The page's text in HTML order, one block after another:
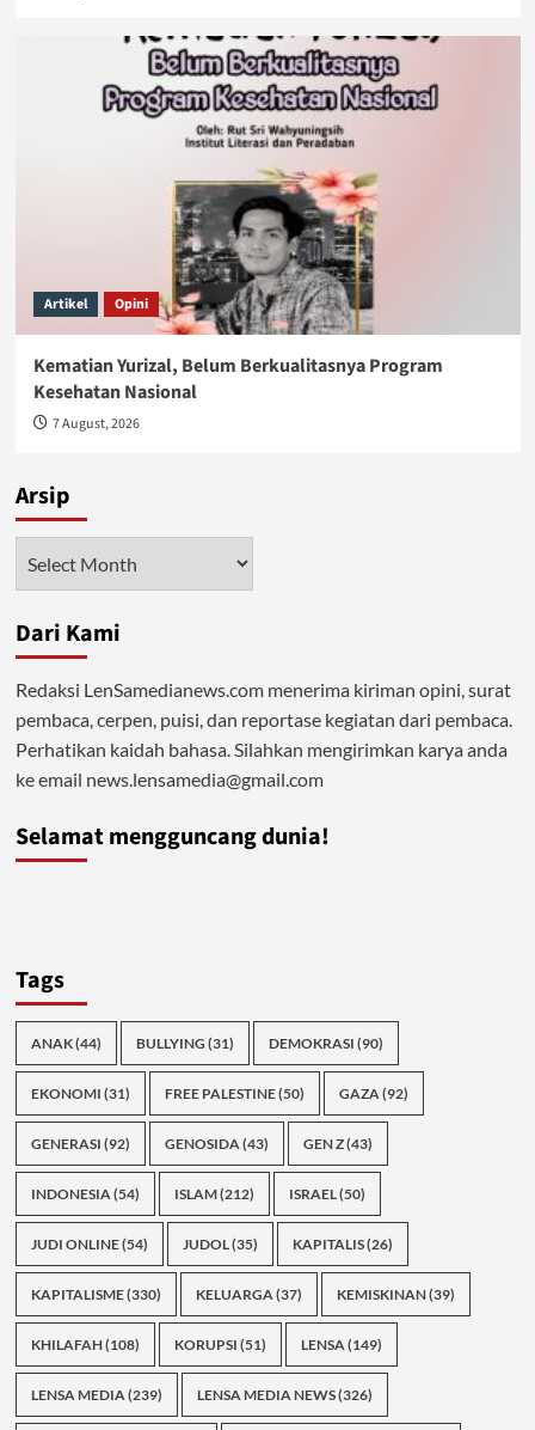
Artikel Opini
Kematian Yurizal, Belum Berkualitasnya Program
Kesehatan Nasional
7 August, 2026
Arsip
Dari Kami
Redaksi LenSamedianews.com menerima kiriman opini, surat
pembaca, cerpen, puisi, dan reportase kegiatan dari pembaca.
Perhatikan kaidah bahasa. Silahkan mengirimkan karya anda
ke email news.lensamedia@gmail.com
Selamat mengguncang dunia!
Tags
ANAK(44) BULLYING (31) DEMOKRASI (90)
EKONOMI (31) FREE PALESTINE(50) GAZA(92)
GENERASI (92) GENOSIDA(43) GEN Z(43)
INDONESIA(54) ISLAM(212) ISRAEL(50)
JUDI ONLINE(54) JUDOL(35) KAPITALIS(26)
KAPITALISME(330) KELUARGA(37) KEMISKINAN(39)
KHILAFAH(108) KORUPSI (51) LENSA(149)
LENSA MEDIA(239) LENSA MEDIA NEWS(326)